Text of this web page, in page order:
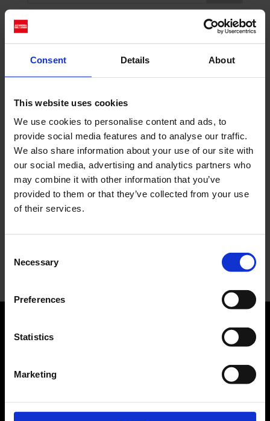
Consent Details About
This website uses cookies
We use cookies to personalise content and ads, to
provide social media features and to analyse our traffic.
We also share information about your use of our site with
our social media, advertising and analytics partners who
may combine it with other information that you’ve
provided to them or that they’ve collected from your use
of their services.
Selection
Necessary
Preferences
Statistics
Marketing
Recent Posts
Slayyyter e il sogno decadente della provincia
elettro-pop
ASICS SportStyle e Little Tokyo Table Tennis: la
collaborazione e il lancio della Gel-Resolution™ 5
L’universo crepuscolare di Miu Miu: Hailey Bieber e
Xiao Wen Ju sono le protagoniste della nuova
campagna FW 2026
Recent Comments
Nessun commento da mostrare.
Manifesto